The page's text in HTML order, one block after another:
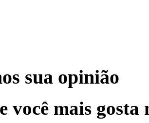
sua opinião
você mais